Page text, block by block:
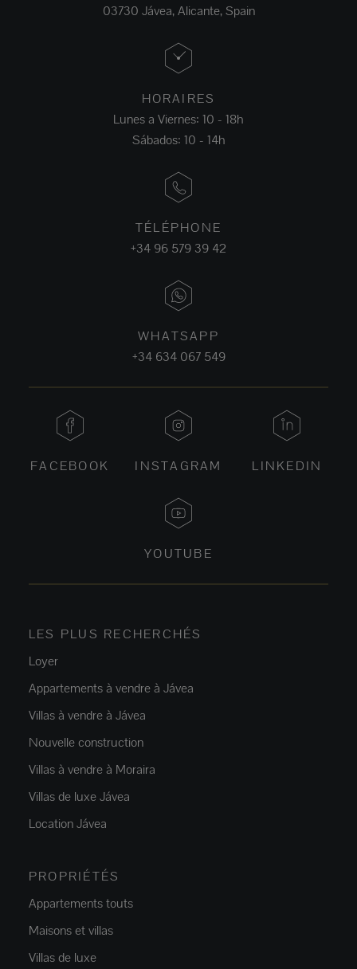
03730 Jávea, Alicante, Spain
HORAIRES
Lunes a Viernes: 10 - 18h
Sábados: 10 - 14h
TÉLÉPHONE
+34 96 579 39 42
WHATSAPP
+34 634 067 549
FACEBOOK INSTAGRAM LINKEDIN
YOUTUBE
LES PLUS RECHERCHÉS
Loyer
Appartements à vendre à Jávea
Villas à vendre à Jávea
Nouvelle construction
Villas à vendre à Moraira
Villas de luxe Jávea
Location Jávea
PROPRIÉTÉS
Appartements touts
Maisons et villas
Villas de luxe